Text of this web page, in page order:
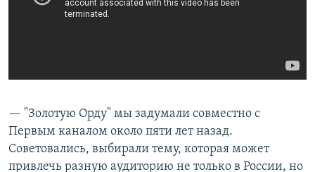
— "Золотую Орду" мы задумали совместно с
Первым каналом около пяти лет назад.
Советовались, выбирали тему, которая может
привлечь разную аудиторию не только в России, но